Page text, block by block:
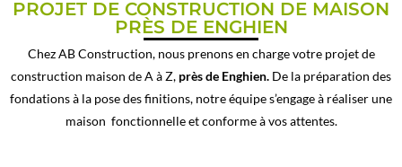
PROJET DE CONSTRUCTION DE MAISON
PRÈS DE ENGHIEN
Chez AB Construction, nous prenons en charge votre projet de
construction maison de A à Z, près de Enghien. De la préparation des
fondations à la pose des finitions, notre équipe s’engage à réaliser une
maison fonctionnelle et conforme à vos attentes.